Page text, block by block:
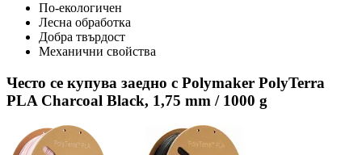
По-екологичен
Лесна обработка
Добра твърдост
Механични свойства
Често се купува заедно с Polymaker PolyTerra
PLA Charcoal Black, 1,75 mm / 1000 g